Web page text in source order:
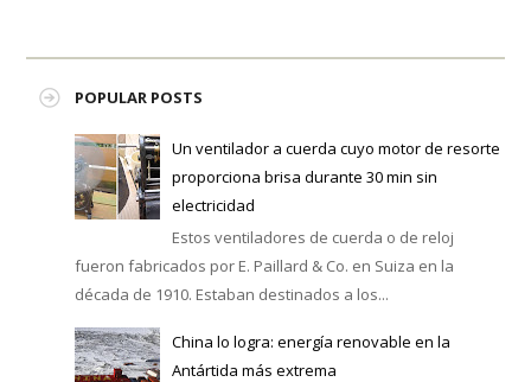
POPULAR POSTS
Un ventilador a cuerda cuyo motor de resorte
proporciona brisa durante 30 min sin
electricidad
Estos ventiladores de cuerda o de reloj
fueron fabricados por E. Paillard & Co. en Suiza en la
década de 1910. Estaban destinados a los...
China lo logra: energía renovable en la
Antártida más extrema